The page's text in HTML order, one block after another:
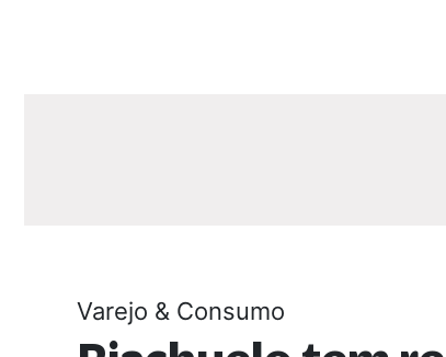
Varejo & Consumo